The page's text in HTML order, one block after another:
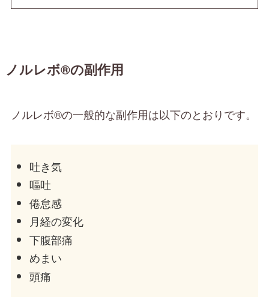
ノルレボ®の副作用
ノルレボ®の一般的な副作用は以下のとおりです。
吐き気
嘔吐
倦怠感
月経の変化
下腹部痛
めまい
頭痛